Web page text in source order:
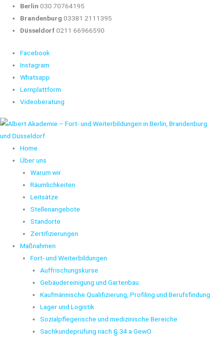
Inhalt
springen
Berlin 030 70764195
Brandenburg 03381 2111395
Düsseldorf0211 66966590
Facebook
Instagram
Whatsapp
Lernplattform
Videoberatung
Home
Über uns
Warum wir
Räumlichkeiten
Leitsätze
Stellenangebote
Standorte
Zertifizierungen
Maßnahmen
Fort- und Weiterbildungen
Auffrischungskurse
Gebäudereinigung und Gartenbau
Kaufmännische Qualifizierung, Profiling und Berufsfindung
Lager und Logistik
Sozialpflegerische und medizinische Bereiche
Sachkundeprüfung nach § 34 a GewO